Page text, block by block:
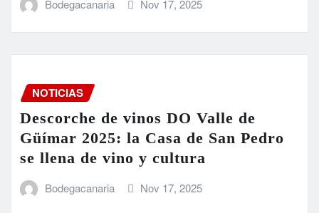
Bodegacanaria Nov 17, 2025
NOTICIAS
Descorche de vinos DO Valle de
Güímar 2025: la Casa de San Pedro
se llena de vino y cultura
Bodegacanaria Nov 17, 2025